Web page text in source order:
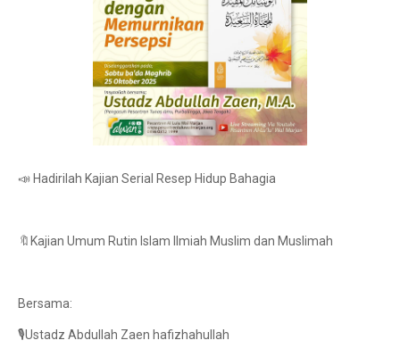
📣 Hadirilah Kajian Serial Resep Hidup Bahagia
🔖Kajian Umum Rutin Islam Ilmiah Muslim dan Muslimah
Bersama:
🎙️Ustadz Abdullah Zaen hafizhahullah